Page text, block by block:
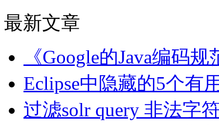
最新文章
《Google的Java编码
Eclipse中隐藏的5个有
过滤solr query 非法字